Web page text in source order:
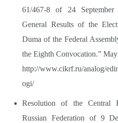
61/467-8 of 24
General Results of the
Duma of the Federal
the Eighth Convocation.”
http://www.cikrf.ru/analog/
ogi/
Resolution of the Central
Russian Federation of 9